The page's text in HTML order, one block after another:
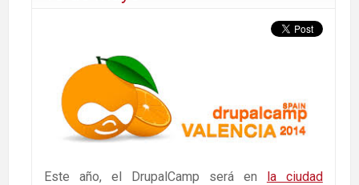
Este año, el DrupalCamp será en la ciudad